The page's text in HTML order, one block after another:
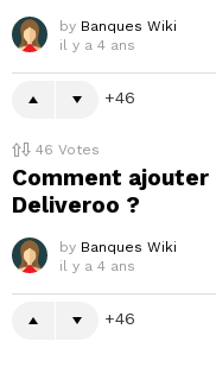
by Banques Wiki
il y a 4 ans
46
46 Votes
Comment
Deliveroo ?
by Banques Wiki
il y a 4 ans
46